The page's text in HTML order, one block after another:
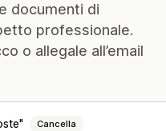
documenti di
professionale.
o allegale all’email
Cancella